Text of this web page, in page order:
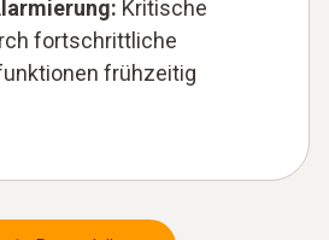
Kritische
fortschrittliche
frühzeitig